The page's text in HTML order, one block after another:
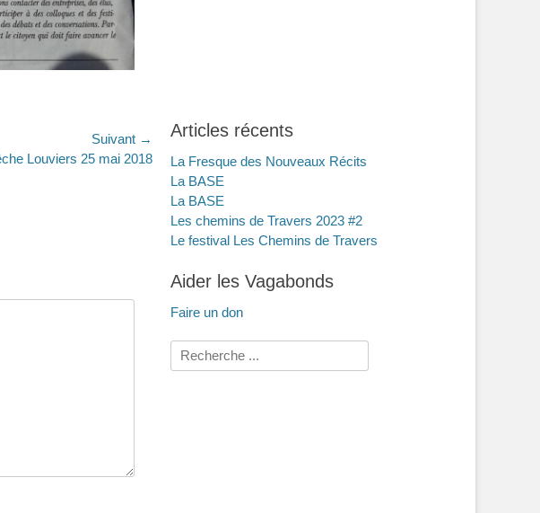
Suivant →
Louviers 25 mai 2018
Articles récents
La Fresque des Nouveaux Récits
La BASE
La BASE
Les chemins de Travers 2023 #2
Le festival Les Chemins de Travers
Aider les Vagabonds
Faire un don
Rechercher :